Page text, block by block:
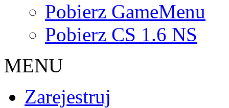
Pobierz GameMenu
Pobierz CS 1.6 NS
MENU
Zarejestruj